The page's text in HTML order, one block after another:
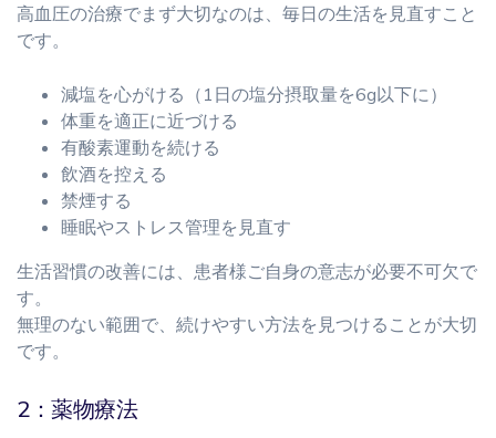
高血圧の治療でまず大切なのは、毎日の生活を見直すこと
です。
減塩を心がける（1日の塩分摂取量を6g以下に）
体重を適正に近づける
有酸素運動を続ける
飲酒を控える
禁煙する
睡眠やストレス管理を見直す
生活習慣の改善には、患者様ご自身の意志が必要不可欠で
す。
無理のない範囲で、続けやすい方法を見つけることが大切
です。
2：薬物療法